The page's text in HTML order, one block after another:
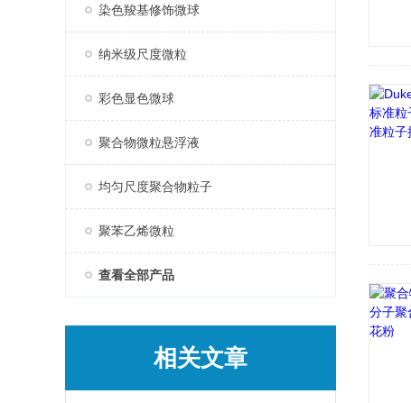
染色羧基修饰微球
纳米级尺度微粒
彩色显色微球
聚合物微粒悬浮液
均匀尺度聚合物粒子
聚苯乙烯微粒
查看全部产品
相关文章